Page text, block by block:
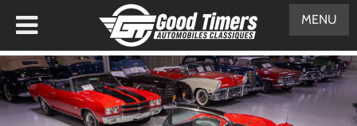
MENU